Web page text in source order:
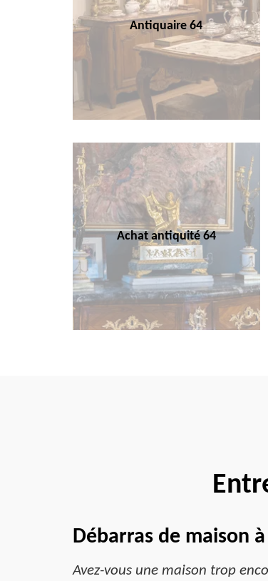
Antiquaire 64
Achat antiquité 64
Débarras de maison
Avez-vous une maison trop